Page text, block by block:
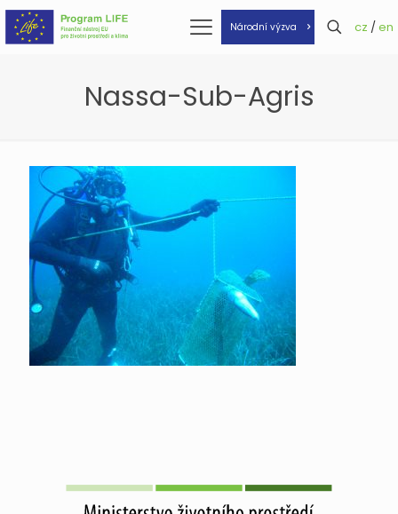
Národní výzva cz / en
Nassa-Sub-Agris